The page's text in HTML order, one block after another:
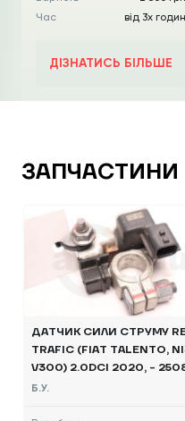
Час
від 3х годин
ДІЗНАТИСЬ БІЛЬШЕ
ЗАПЧАСТИНИ
ДАТЧИК СИЛИ СТРУМУ
TRAFIC (FIAT TALENTO,
V300) 2.0DCI 2020, -
R Б/В
Б.У.